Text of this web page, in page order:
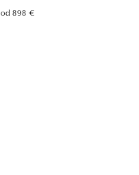
od 898 €